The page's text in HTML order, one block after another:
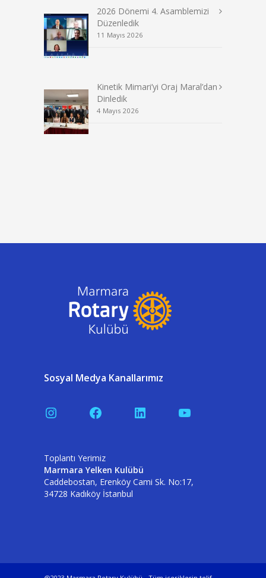
2026 Dönemi 4. Asamblemizi
Düzenledik
11 Mayıs 2026
Kinetik Mimari’yi Oraj Maral’dan
Dinledik
4 Mayıs 2026
Sosyal Medya Kanallarımız
InstagramFacebookLinkedInYouTube
Toplantı Yerimiz
Marmara Yelken Kulübü
Caddebostan, Erenköy Cami Sk. No:17,
34728 Kadıköy İstanbul